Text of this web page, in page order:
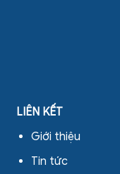
LIÊN KẾT
Giới thiệu
Tin tức